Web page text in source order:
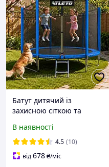
Батут дитячий із
захисною сіткою та
вуличний спортивний
252 см Atleto синій
В наявності
4.5 (10)
від678₴/міс